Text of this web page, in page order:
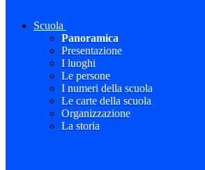
Scuola
Panoramica
Presentazione
I luoghi
Le persone
I numeri della scuola
Le carte della scuola
Organizzazione
La storia